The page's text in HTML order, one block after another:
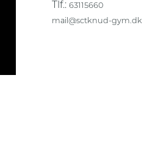
Tlf.:63115660
mail@sctknud-gym.dk